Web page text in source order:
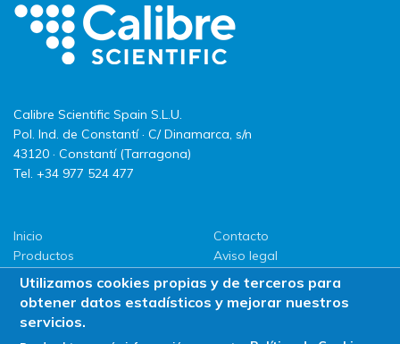
Calibre Scientific Spain S.L.U.
Pol. Ind. de Constantí · C/ Dinamarca, s/n
43120 · Constantí (Tarragona)
Tel. +34 977 524 477
Inicio
Productos
LLG
Promociones
ServiSAT
Contacto
Aviso legal
Política de privacidad
Política de Cookies
Utilizamos cookies propias y de terceros para
obtener datos estadísticos y mejorar nuestros
servicios.